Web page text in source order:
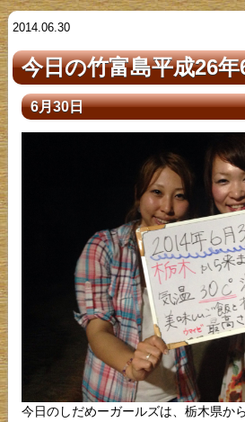
2014.06.30
今日の竹富島平成26年
6月30日
今日のしだめーガールズは、栃木県か